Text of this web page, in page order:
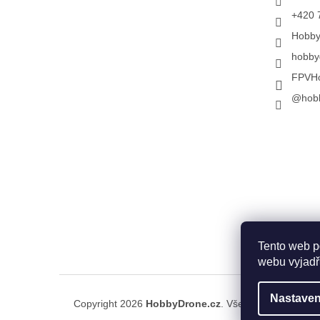
Tento web
webu
+420
Copyright 2026 HobbyDrone.cz . Všechna práva